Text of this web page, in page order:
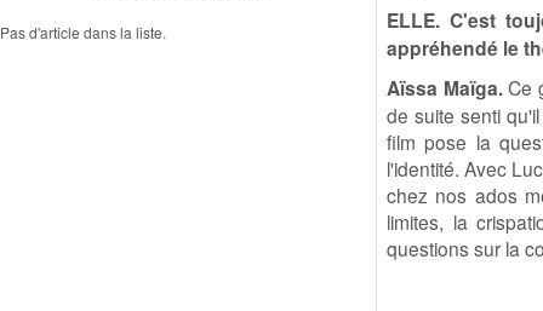
ELLE. C'est
appréhendé le
Aïssa Maïga.Ce
de suite senti
film pose la
l'identité. Avec
chez nos ados
limites, la
questions sur la
Pas d'article dans la liste.